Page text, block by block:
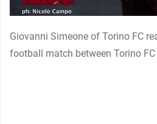
Giovanni Simeone of Torino FC
football match between Torino